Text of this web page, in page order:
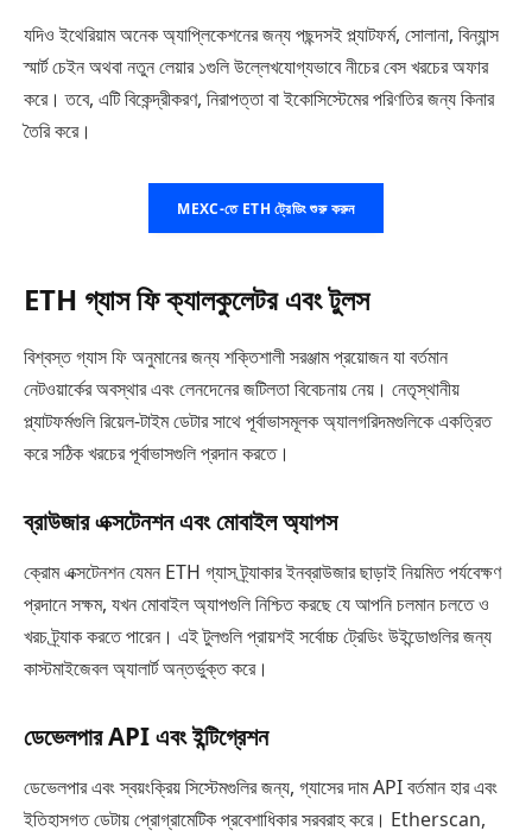
যদিও ইথেরিয়াম অনেক অ্যাপ্লিকেশনের জন্য পছন্দসই প্ল্যাটফর্ম, সোলানা, বিন্যান্স
স্মার্ট চেইন অথবা নতুন লেয়ার ১গুলি উল্লেখযোগ্যভাবে নীচের বেস খরচের অফার
করে। তবে, এটি বিকেন্দ্রীকরণ, নিরাপত্তা বা ইকোসিস্টেমের পরিণতির জন্য কিনার
তৈরি করে।
MEXC-তে ETH ট্রেডিং শুরু করুন
ETH গ্যাস ফি ক্যালকুলেটর এবং টুলস
বিশ্বস্ত গ্যাস ফি অনুমানের জন্য শক্তিশালী সরঞ্জাম প্রয়োজন যা বর্তমান
নেটওয়ার্কের অবস্থার এবং লেনদেনের জটিলতা বিবেচনায় নেয়। নেতৃস্থানীয়
প্ল্যাটফর্মগুলি রিয়েল-টাইম ডেটার সাথে পূর্বাভাসমূলক অ্যালগরিদমগুলিকে একত্রিত
করে সঠিক খরচের পূর্বাভাসগুলি প্রদান করতে।
ব্রাউজার এক্সটেনশন এবং মোবাইল অ্যাপস
ক্রোম এক্সটেনশন যেমন ETH গ্যাস ট্র্যাকার ইনব্রাউজার ছাড়াই নিয়মিত পর্যবেক্ষণ
প্রদানে সক্ষম, যখন মোবাইল অ্যাপগুলি নিশ্চিত করছে যে আপনি চলমান চলতে ও
খরচ ট্র্যাক করতে পারেন। এই টুলগুলি প্রায়শই সর্বোচ্চ ট্রেডিং উইন্ডোগুলির জন্য
কাস্টমাইজেবল অ্যালার্ট অন্তর্ভুক্ত করে।
ডেভেলপার API এবং ইন্টিগ্রেশন
ডেভেলপার এবং স্বয়ংক্রিয় সিস্টেমগুলির জন্য, গ্যাসের দাম API বর্তমান হার এবং
ইতিহাসগত ডেটায় প্রোগ্রামেটিক প্রবেশাধিকার সরবরাহ করে। Etherscan,